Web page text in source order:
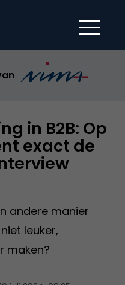
in B2B: Op
exact de
andere manier
leuker,
maken?